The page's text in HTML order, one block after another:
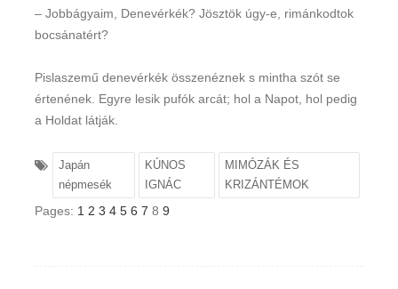
– Jobbágyaim, Denevérkék? Jösztök úgy-e, rimánkodtok
bocsánatért?
Pislaszemű denevérkék összenéznek s mintha szót se
értenének. Egyre lesik pufók arcát; hol a Napot, hol pedig
a Holdat látják.
Japán
népmesék
KÚNOS
IGNÁC
MIMÓZÁK ÉS
KRIZÁNTÉMOK
Pages: 1 2 3 4 5 6 7 8 9